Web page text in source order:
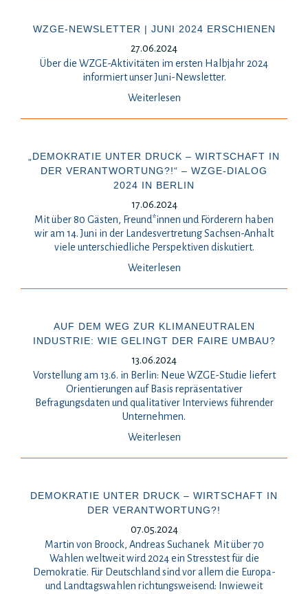
WZGE-NEWSLETTER | JUNI 2024 ERSCHIENEN
27.06.2024
Über die WZGE-Aktivitäten im ersten Halbjahr 2024
informiert unser Juni-Newsletter.
Weiterlesen
„DEMOKRATIE UNTER DRUCK – WIRTSCHAFT IN
DER VERANTWORTUNG?!“ – WZGE-DIALOG
2024 IN BERLIN
17.06.2024
Mit über 80 Gästen, Freund*innen und Förderern haben
wir am 14. Juni in der Landesvertretung Sachsen-Anhalt
viele unterschiedliche Perspektiven diskutiert.
Weiterlesen
AUF DEM WEG ZUR KLIMANEUTRALEN
INDUSTRIE: WIE GELINGT DER FAIRE UMBAU?
13.06.2024
Vorstellung am 13.6. in Berlin: Neue WZGE-Studie liefert
Orientierungen auf Basis repräsentativer
Befragungsdaten und qualitativer Interviews führender
Unternehmen.
Weiterlesen
DEMOKRATIE UNTER DRUCK – WIRTSCHAFT IN
DER VERANTWORTUNG?!
07.05.2024
Martin von Broock, Andreas Suchanek Mit über 70
Wahlen weltweit wird 2024 ein Stresstest für die
Demokratie. Für Deutschland sind vor allem die Europa-
und Landtagswahlen richtungsweisend: Inwieweit